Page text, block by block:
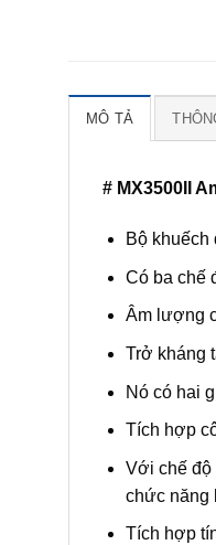
MÔ TẢ
# MX3500II
Bộ khuếch
Có ba chế
Âm lượng
Trở kháng
Nó có hai
Tích hợp
Với chế độ
chức năng
Tích hợp